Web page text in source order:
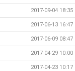
2017-09-04 18:35
2017-06-13 16:47
2017-06-09 08:47
2017-04-29 10:00
2017-04-23 10:17